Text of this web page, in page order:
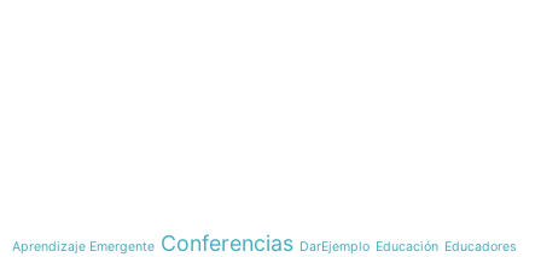
Aprendizaje Emergente Conferencias DarEjemplo Educación Educadores